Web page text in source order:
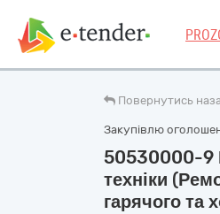
Повернутись
Закупівлю
50530000-9
техніки
гарячого та